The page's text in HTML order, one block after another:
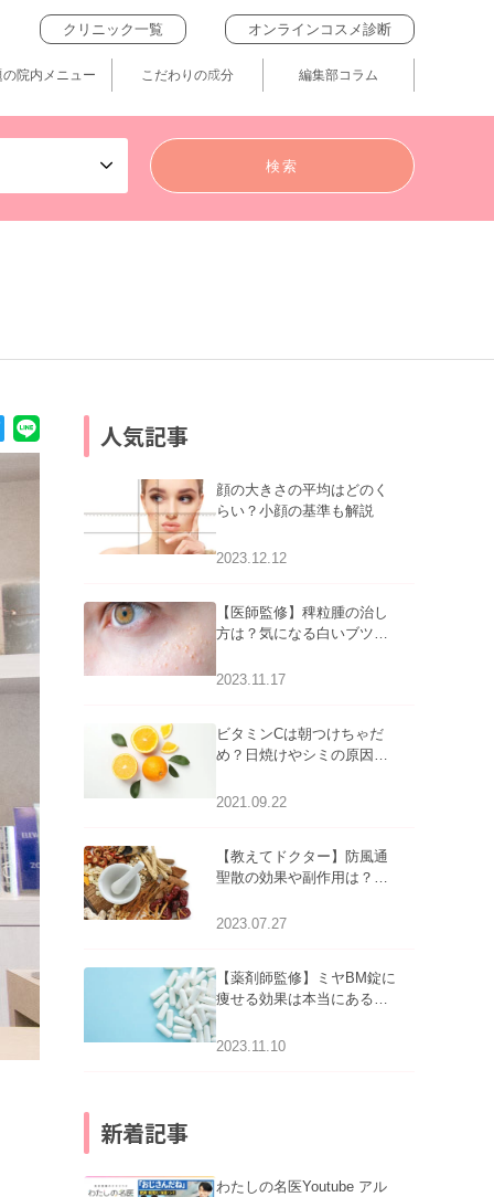
クリニック一覧 オンラインコスメ診断
の院内メニュー こだわりの成分 編集部コラム
人気記事
顔の大きさの平均はどのく
らい？小顔の基準も解説
2023.12.12
【医師監修】稗粒腫の治し
方は？気になる白いブツブ
アについて
2023.11.17
ビタミンCは朝つけちゃだ
め？日焼けやシミの原因に
2021.09.22
【教えてドクター】防風通
聖散の効果や副作用は？長
2023.07.27
【薬剤師監修】ミヤBM錠に
痩せる効果は本当にある
2023.11.10
新着記事
わたしの名医Youtube アル